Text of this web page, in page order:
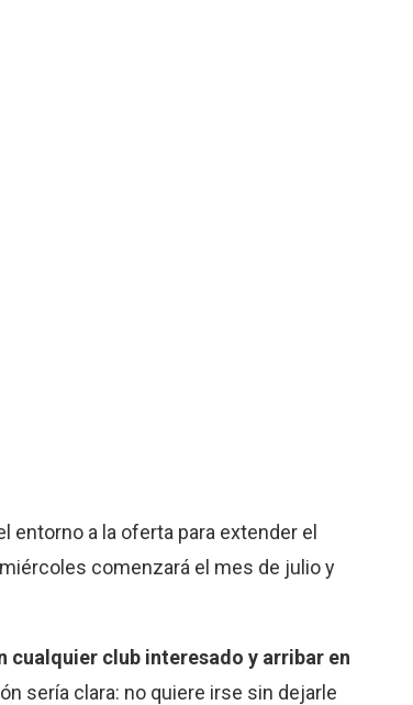
entorno a la oferta para extender el
comenzará el mes de julio y
club interesado y arribar en
sería clara: no quiere irse sin dejarle